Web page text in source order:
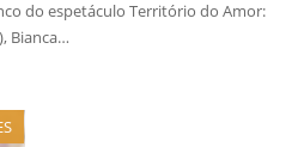
do espetáculo Território do Amor:
Bianca…